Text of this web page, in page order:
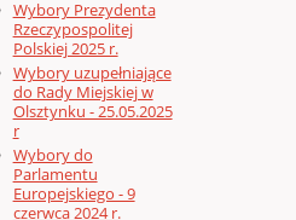
Wybory Prezydenta
Rzeczypospolitej
Polskiej 2025 r.
Wybory uzupełniające
do Rady Miejskiej w
Olsztynku - 25.05.2025
r
Wybory do
Parlamentu
Europejskiego - 9
czerwca 2024 r.